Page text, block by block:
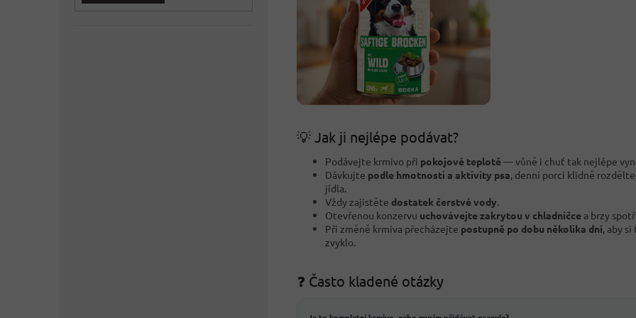
💡 Jak ji nejlépe podávat?
Podávejte krmivo při pokojové teplotě— vůně i chuť tak nejlépe
Dávkujte podle hmotnosti a aktivity psa, denní porci klidně rozdělte
jídla.
Vždy zajistěte dostatek čerstvé vody.
Otevřenou konzervu uchovávejte zakrytou v chladničce a brzy
Při změně krmiva přecházejte postupně po dobu několika dní, aby
zvyklo.
❓ Často kladené otázky